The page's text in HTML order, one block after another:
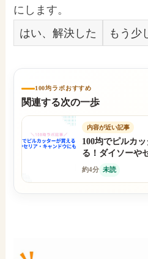
にします。
はい、解決した
もう少
100均ラボおすすめ
関連する次の一歩
内容が近い記事
100均でピルカッ
る！ダイソーや
ンドウにもある？
約4分 未読